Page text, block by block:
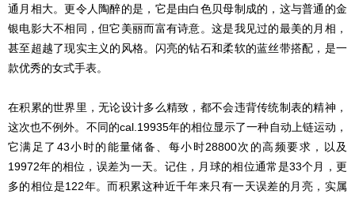
通月相大。更令人陶醉的是，它是由白色贝母制成的，这与普通的金
银电影大不相同，但它美丽而富有诗意。这是我见过的最美的月相，
甚至超越了现实主义的风格。闪亮的钻石和柔软的蓝丝带搭配，是一
款优秀的女式手表。
在积累的世界里，无论设计多么精致，都不会违背传统制表的精神，
这次也不例外。不同的cal.19935年的相位显示了一种自动上链运动，
它满足了43小时的能量储备、每小时28800次的高频要求，以及
19972年的相位，误差为一天。记住，月球的相位通常是33个月，更
多的相位是122年。而积累这种近千年来只有一天误差的月亮，实属